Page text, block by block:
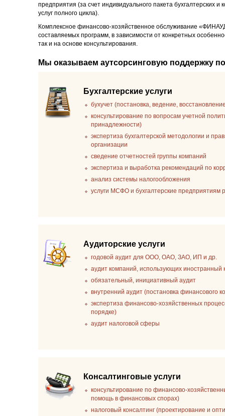
предприятия (за счет индивидуального пакета бухгалтерских и
услуг полного цикла).
Комплексное финансово-хозяйственное обслуживание
составляемых программ, в зависимости от конкретных
так и на основе консультирования.
Мы оказываем аутсорсинговую поддержку
Бухгалтерские услуги
бухучет (постановка, ведение,
консультирование по вопросам учетной
принадлежности)
экспертиза бухгалтерской методологии и
организации
сведение отчетностей группы компаний
экспертиза и выработка рекомендаций по
анализ системы налогообложения
услуги МСФО и бухгалтерские
Аудиторские услуги
годовой аудит для ООО, ОАО, ЗАО, ИП и др.
аудит компаний, использующих иностранный
обязательный, инициативный аудит
внутренний аудит (постановка финансового
экспертиза финансово-хозяйственных
порядке)
аудит налоговой сферы
Консалтинговые услуги
консультирование по финансово-
помощь в финансовых спорах)
налоговый консалтинг (проектирование и